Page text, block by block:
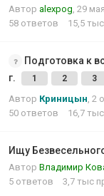
Автор alexpog 29
58 ответов 15,5 тыс
Подготовка к
г.
1 2 3
Автор Криницын, 2
50 ответов 16,7 тыс
Ищу
Автор Владимир
5 ответов 3,7 тыс